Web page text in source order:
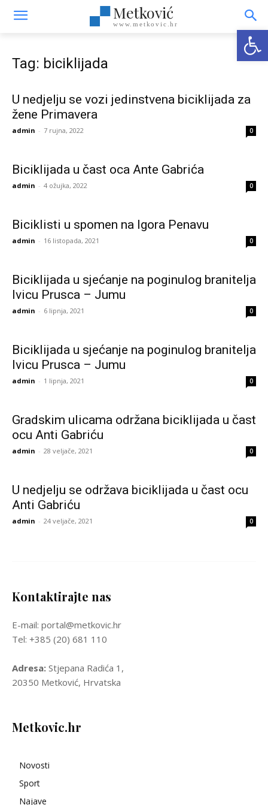
Metković
www.metkovic.hr
Tag: biciklijada
U nedjelju se vozi jedinstvena biciklijada za
žene Primavera
admin - 7 rujna, 2022 0
Biciklijada u čast oca Ante Gabrića
admin - 4 ožujka, 2022 0
Biciklisti u spomen na Igora Penavu
admin - 16 listopada, 2021 0
Biciklijada u sjećanje na poginulog branitelja
Ivicu Prusca – Jumu
admin - 6 lipnja, 2021 0
Biciklijada u sjećanje na poginulog branitelja
Ivicu Prusca – Jumu
admin - 1 lipnja, 2021 0
Gradskim ulicama održana biciklijada u čast
ocu Anti Gabriću
admin - 28 veljače, 2021 0
U nedjelju se održava biciklijada u čast ocu
Anti Gabriću
admin - 24 veljače, 2021 0
Kontaktirajte nas
E-mail: portal@metkovic.hr
Tel: +385 (20) 681 110
Adresa: Stjepana Radića 1,
20350 Metković, Hrvatska
Metkovic.hr
Novosti
Sport
Najave